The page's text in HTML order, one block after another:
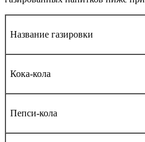
Название газировки
Кока-кола
Пепси-кола